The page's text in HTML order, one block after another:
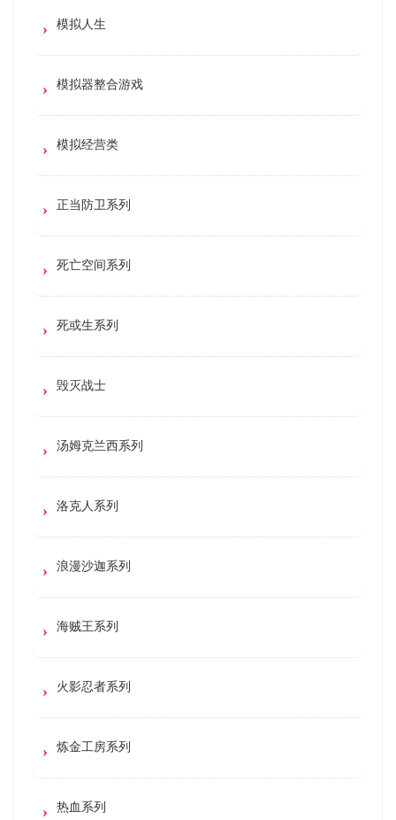
模拟人生
模拟器整合游戏
模拟经营类
正当防卫系列
死亡空间系列
死或生系列
毁灭战士
汤姆克兰西系列
洛克人系列
浪漫沙迦系列
海贼王系列
火影忍者系列
炼金工房系列
热血系列